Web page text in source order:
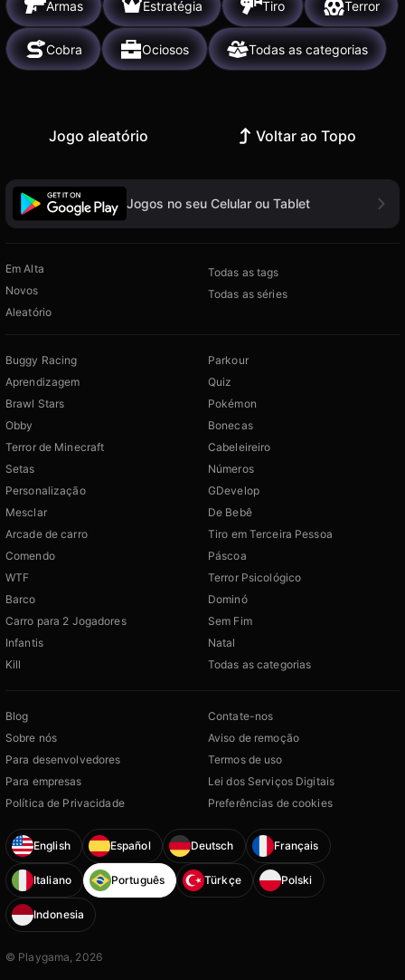
Armas Estratégia Tiro Terror
Cobra Ociosos Todas as categorias
Jogo aleatório Voltar ao Topo
Jogos no seu Celular ou Tablet
Em Alta
Novos
Aleatório
Todas as tags
Todas as séries
Buggy Racing
Aprendizagem
Brawl Stars
Obby
Terror de Minecraft
Setas
Personalização
Mesclar
Arcade de carro
Comendo
WTF
Barco
Carro para 2 Jogadores
Infantis
Kill
Parkour
Quiz
Pokémon
Bonecas
Cabeleireiro
Números
GDevelop
De Bebê
Tiro em Terceira Pessoa
Páscoa
Terror Psicológico
Dominó
Sem Fim
Natal
Todas as categorias
Blog
Sobre nós
Para desenvolvedores
Para empresas
Política de Privacidade
Contate-nos
Aviso de remoção
Termos de uso
Lei dos Serviços Digitais
Preferências de cookies
English Español Deutsch Français
Italiano Português Türkçe Polski
Indonesia
© Playgama, 2026